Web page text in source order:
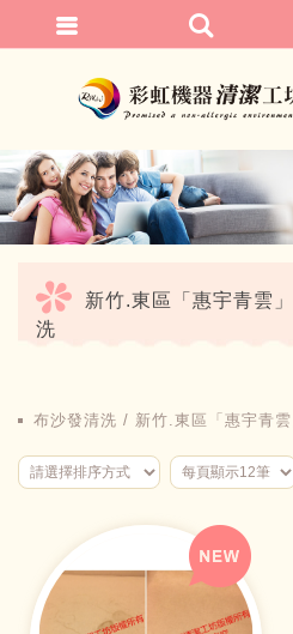
新竹.東區「惠宇青雲
洗
布沙發清洗 新竹.東區「惠宇青